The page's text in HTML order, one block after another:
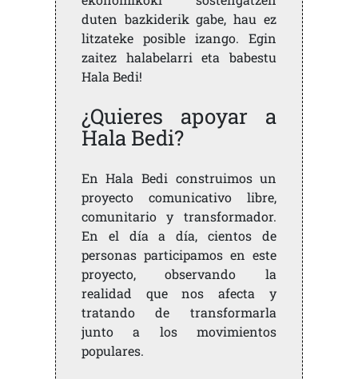
duten bazkiderik gabe, hau ez
litzateke posible izango. Egin
zaitez halabelarri eta babestu
Hala Bedi!
¿Quieres apoyar a
Hala Bedi?
En Hala Bedi construimos un
proyecto comunicativo libre,
comunitario y transformador.
En el día a día, cientos de
personas participamos en este
proyecto, observando la
realidad que nos afecta y
tratando de transformarla
junto a los movimientos
populares.